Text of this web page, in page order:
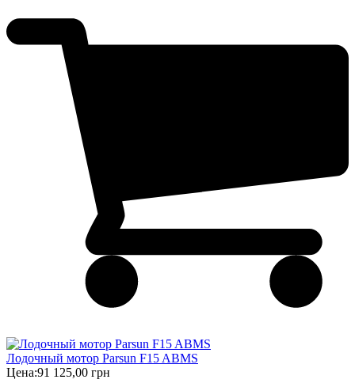
Лодочный мотор Parsun F15 ABMS
Цена:91 125,00 грн